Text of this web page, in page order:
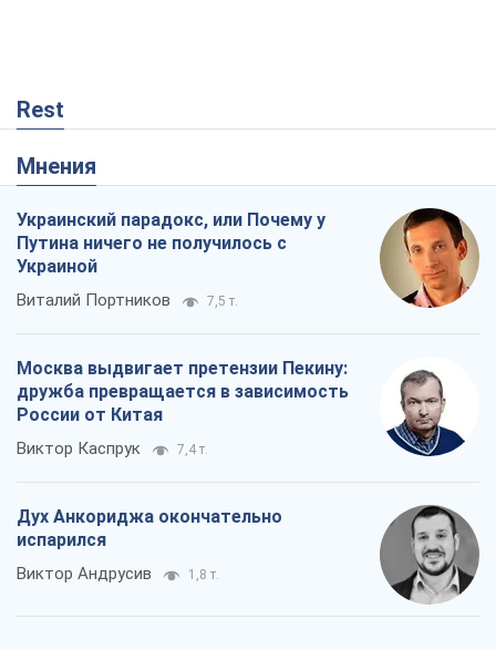
Rest
Мнения
Украинский парадокс, или Почему у
Путина ничего не получилось с
Украиной
Виталий Портников 7,5 т.
Москва выдвигает претензии Пекину:
дружба превращается в зависимость
России от Китая
Виктор Каспрук 7,4 т.
Дух Анкориджа окончательно
испарился
Виктор Андрусив 1,8 т.